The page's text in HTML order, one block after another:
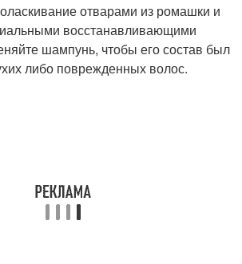
отварами из ромашки и
восстанавливающими
шампунь, чтобы его состав был
либо поврежденных волос.